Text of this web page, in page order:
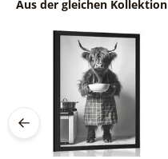
Aus der gleichen Kollektion